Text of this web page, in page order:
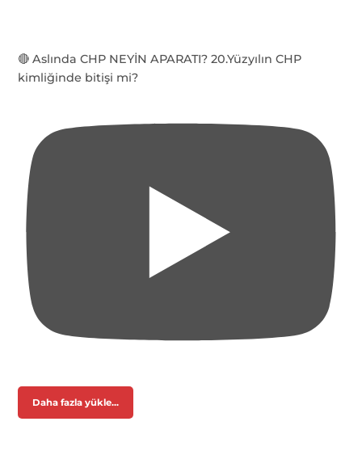
🔴 Aslında CHP NEYİN APARATI? 20.Yüzyılın CHP
kimliğinde bitişi mi?
Daha fazla yükle...